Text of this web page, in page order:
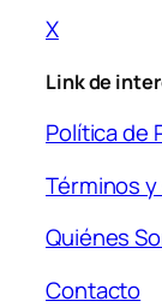
X
Link de
Política de
Términos
Quiénes
Contacto